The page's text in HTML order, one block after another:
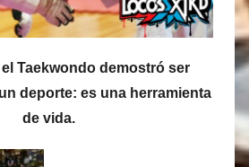
Taekwondo demostró ser
deporte: es una herramienta
de vida.